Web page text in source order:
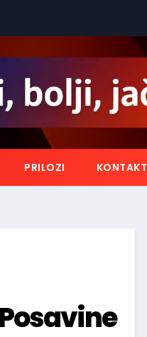
PRILOZI KONTAKT